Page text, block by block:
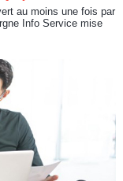
au moins une fois par
Info Service mise